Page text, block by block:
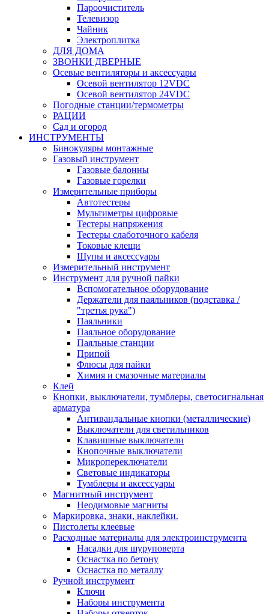
Пароочиститель
Телевизор
Чайник
Электроплитка
ДЛЯ ДОМА
ЗВОНКИ ДВЕРНЫЕ
Осевые вентиляторы и аксессуары
Осевой вентилятор 12VDC
Осевой вентилятор 24VDC
Погодные станции/термометры
РАЦИИ
Сад и огород
ИНСТРУМЕНТЫ
Бинокуляры монтажные
Газовый инструмент
Газовые балонны
Газовые горелки
Измерительные приборы
Автотестеры
Мультиметры цифровые
Тестеры напряжения
Тестеры слаботочного кабеля
Токовые клещи
Щупы и аксессуары
Измерительный инструмент
Инструмент для ручной пайки
Вспомогательное оборудование
Держатели для паяльников (подставка /
"третья рука")
Паяльники
Паяльное оборудование
Паяльные станции
Припой
Флюсы для пайки
Химия и смазочные материалы
Клей
Кнопки, выключатели, тумблеры, светосигнальная
арматура
Антивандальные кнопки (металлические)
Выключатели для светильников
Клавишные выключатели
Кнопочные выключатели
Микропереключатели
Световые индикаторы
Тумблеры и аксессуары
Магнитный инструмент
Неодимовые магниты
Маркировка, знаки, наклейки.
Пистолеты клеевые
Расходные материалы для электроинструмента
Насадки для шуруповерта
Оснастка по бетону
Оснастка по металлу
Ручной инструмент
Ключи
Наборы инструмента